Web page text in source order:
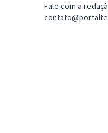
Fale com a